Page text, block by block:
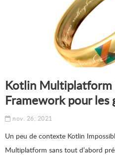
Kotlin Multiplatform
Framework pour les
nov. 26, 2021
Un peu de contexte Kotlin
Multiplatform sans tout d’abord